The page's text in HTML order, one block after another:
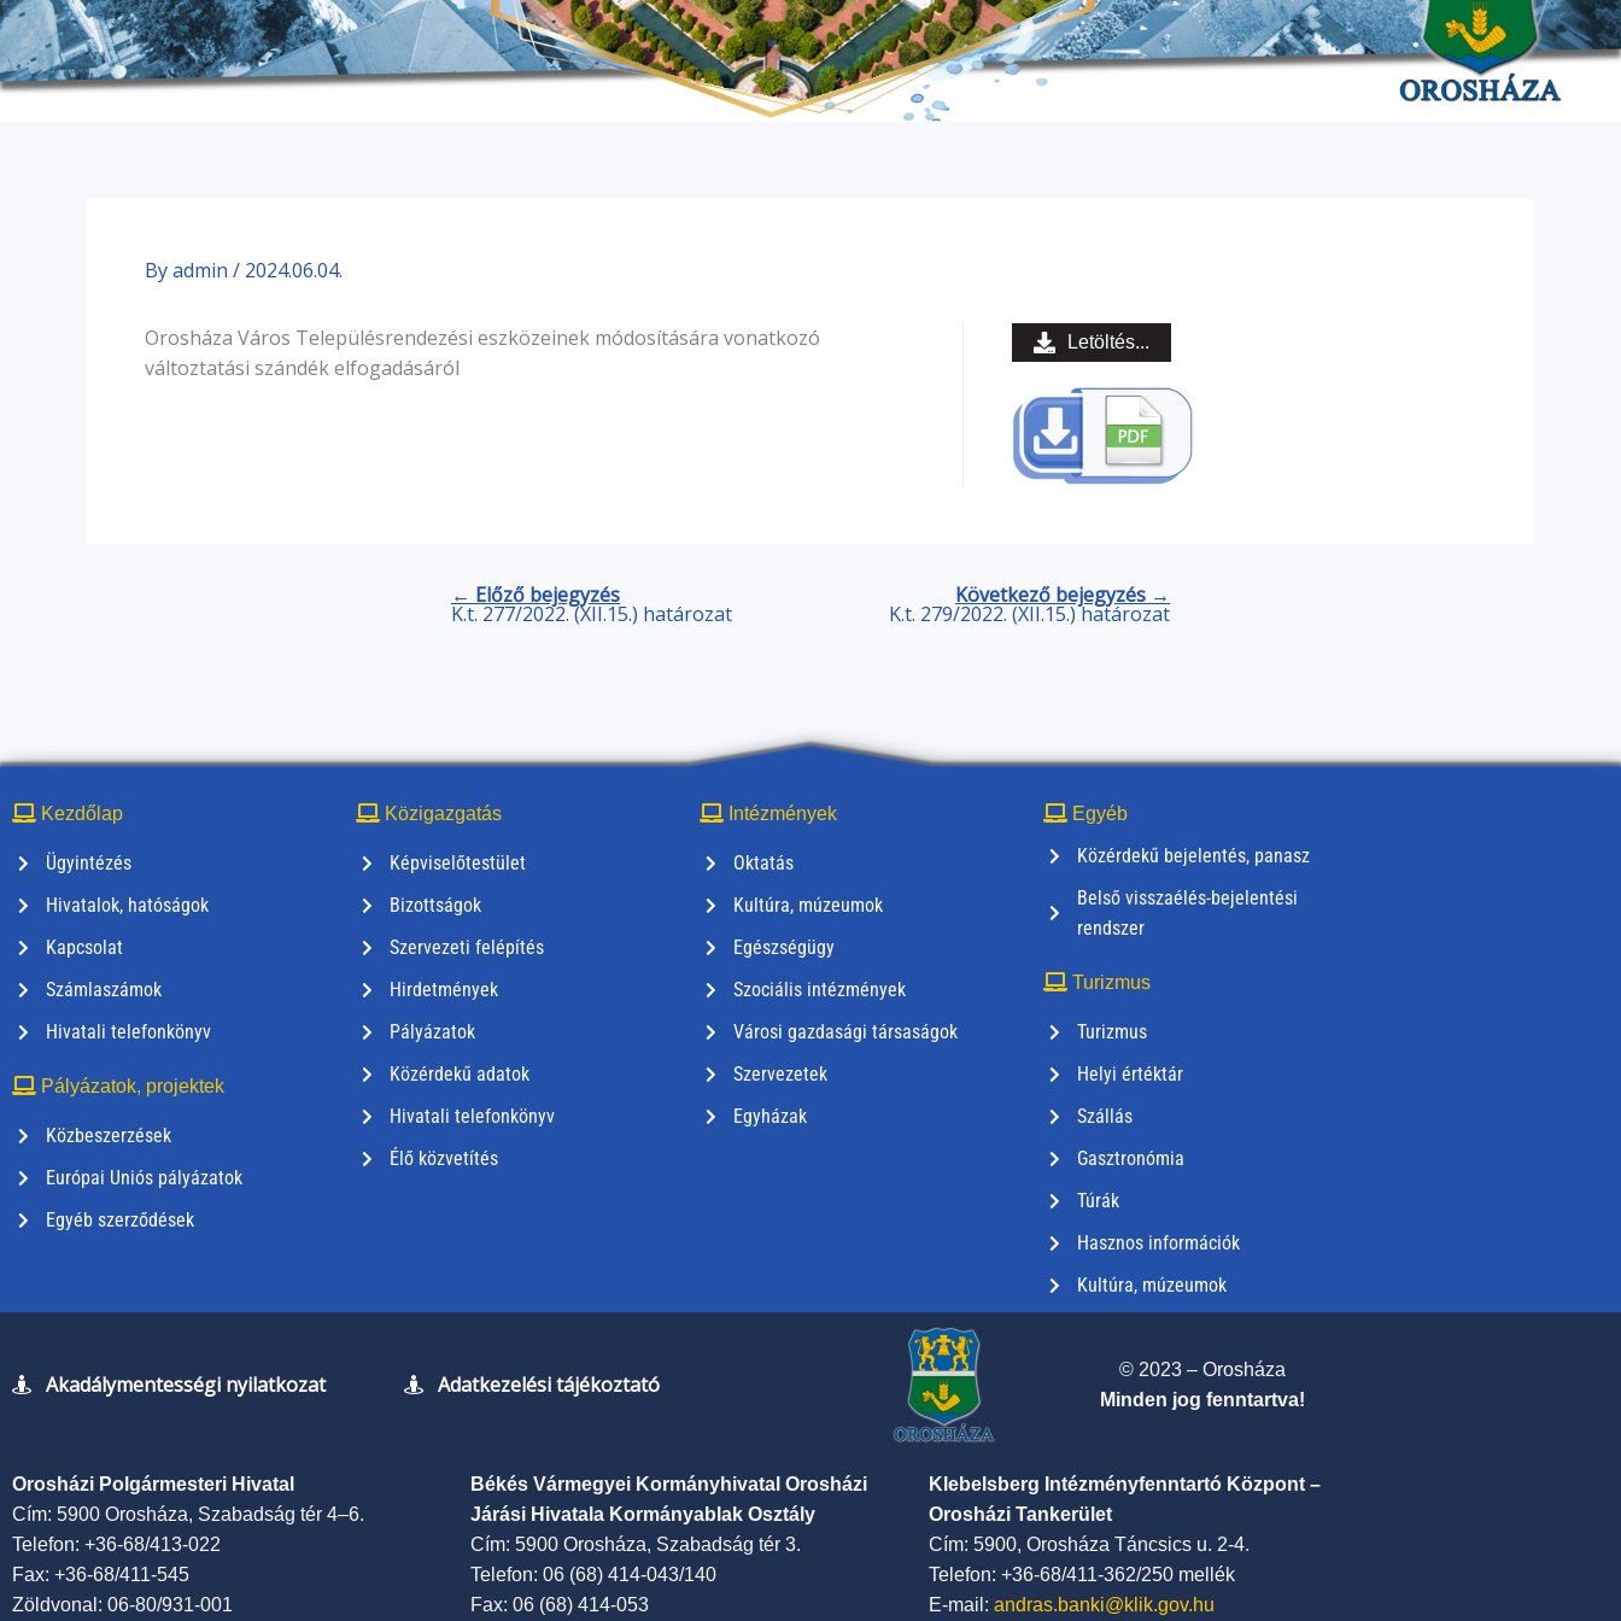
Byadmin / 2024.06.04.
Orosháza Város Településrendezési eszközeinek módosítására vonatkozó
változtatási szándék elfogadásáról
Letöltés...
← Előző bejegyzés
K.t. 277/2022. (XII.15.) határozat
Következő bejegyzés →
K.t. 279/2022. (XII.15.) határozat
Kezdőlap
Ügyintézés
Hivatalok, hatóságok
Kapcsolat
Számlaszámok
Hivatali telefonkönyv
Pályázatok, projektek
Közbeszerzések
Európai Uniós pályázatok
Egyéb szerződések
Közigazgatás
Képviselőtestület
Bizottságok
Szervezeti felépítés
Hirdetmények
Pályázatok
Közérdekű adatok
Hivatali telefonkönyv
Élő közvetítés
Intézmények
Oktatás
Kultúra, múzeumok
Egészségügy
Szociális intézmények
Városi gazdasági társaságok
Szervezetek
Egyházak
Egyéb
Közérdekű bejelentés, panasz
Belső visszaélés-bejelentési
rendszer
Turizmus
Turizmus
Helyi értéktár
Szállás
Gasztronómia
Túrák
Hasznos információk
Kultúra, múzeumok
Akadálymentességi nyilatkozat Adatkezelési tájékoztató
© 2023 – Orosháza
Minden jog fenntartva!
Orosházi Polgármesteri Hivatal
Cím: 5900 Orosháza, Szabadság tér 4–6.
Telefon: +36-68/413-022
Fax: +36-68/411-545
Zöldvonal: 06-80/931-001
Békés Vármegyei Kormányhivatal Orosházi
Járási Hivatala Kormányablak Osztály
Cím: 5900 Orosháza, Szabadság tér 3.
Telefon: 06 (68) 414-043/140
Fax: 06 (68) 414-053
Klebelsberg Intézményfenntartó Központ –
Orosházi Tankerület
Cím: 5900, Orosháza Táncsics u. 2-4.
Telefon: +36-68/411-362/250 mellék
E-mail: andras.banki@klik.gov.hu